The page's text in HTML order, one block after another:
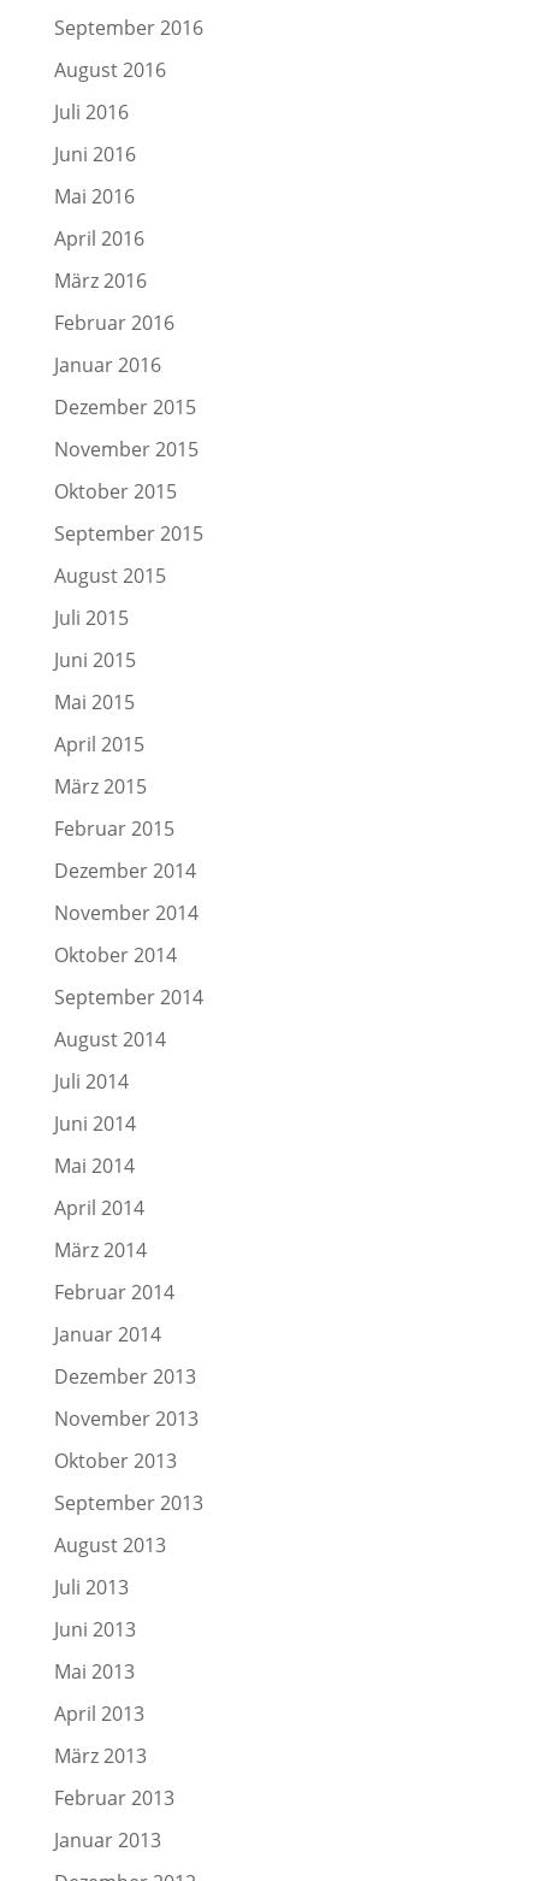
September 2016
August 2016
Juli 2016
Juni 2016
Mai 2016
April 2016
März 2016
Februar 2016
Januar 2016
Dezember 2015
November 2015
Oktober 2015
September 2015
August 2015
Juli 2015
Juni 2015
Mai 2015
April 2015
März 2015
Februar 2015
Dezember 2014
November 2014
Oktober 2014
September 2014
August 2014
Juli 2014
Juni 2014
Mai 2014
April 2014
März 2014
Februar 2014
Januar 2014
Dezember 2013
November 2013
Oktober 2013
September 2013
August 2013
Juli 2013
Juni 2013
Mai 2013
April 2013
März 2013
Februar 2013
Januar 2013